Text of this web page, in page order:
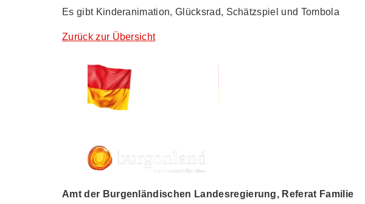
Es gibt Kinderanimation, Glücksrad, Schätzspiel und Tombola
Zurück zur Übersicht
Amt der Burgenländischen Landesregierung, Referat Familie